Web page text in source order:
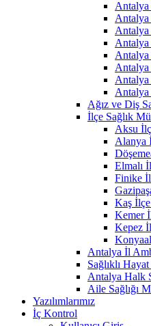
Antalya
Antalya
Antalya
Antalya
Antalya
Antalya
Antalya
Antalya
Ağız ve Diş
İlçe Sağlık
Aksu
Alanya
Elmalı
Finike
Kaş
Kemer
Kepez
Antalya İl
Sağlıklı
Antalya Halk
Aile Sağlığı
Yazılımlarımız
İç Kontrol